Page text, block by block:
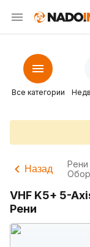
Все категории
Назад Рени
VHF K5+ 5-
Рени